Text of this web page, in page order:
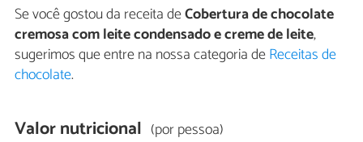
Se você gostou da receita deCobertura de chocolate
cremosa com leite condensado e creme de leite,
sugerimos que entre na nossa categoria deReceitas de
chocolate.
Valor nutricional (por pessoa)